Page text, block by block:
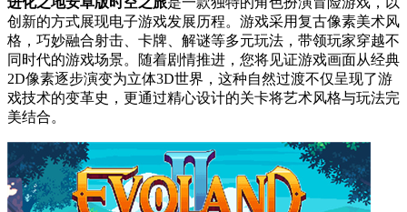
创新的方式展现电子游戏发展历程。游戏采用复古像素美术风
格，巧妙融合射击、卡牌、解谜等多元玩法，带领玩家穿越不
同时代的游戏场景。随着剧情推进，您将见证游戏画面从经典
2D像素逐步演变为立体3D世界，这种自然过渡不仅呈现了游
戏技术的变革史，更通过精心设计的关卡将艺术风格与玩法完
美结合。